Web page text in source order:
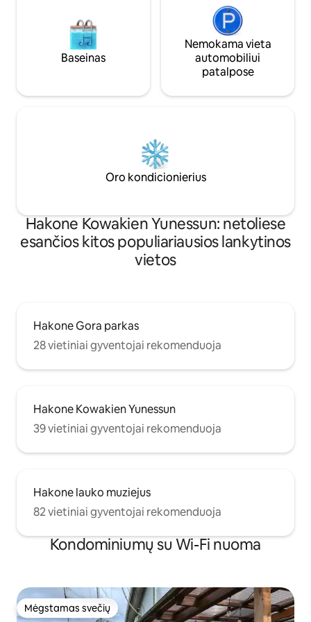
grindinis šildymas, todėl joje patogu net
ir šaltu oru. ■Pagrindinės patalpos
Visiškas atnaujinimas: profesionalaus
dizainerio rafinuotas interjeras ・Onsen:
naudingomis savybėmis Kepsninės:
dideliame ekrane ・Pirtis ir vandens
vonia: galima naudotis pirtimi ir vandens
vonia ・Japoniško stiliaus kambarys:
japoniško stiliaus kambarys su tatami
japonišką atmosferą ・Patogumai
vaikams: teikiame kūdikio maitinimo
kėdutę, vaikiškus stalo reikmenis,
čiužinius, žaislus ir kt.
Baseinas
Nemokama vieta
automobiliui
patalpose
Oro kondicionierius
Hakone Kowakien Yunessun: netoliese
esančios kitos populiariausios lankytinos
vietos
Hakone Gora parkas
28 vietiniai gyventojai rekomenduoja
Hakone Kowakien Yunessun
39 vietiniai gyventojai rekomenduoja
Hakone lauko muziejus
82 vietiniai gyventojai rekomenduoja
Kondominiumų su Wi-Fi nuoma
Mėgstamas svečių
Mėgstamas svečių